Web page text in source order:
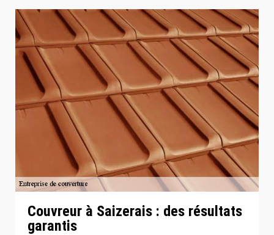
Couvreur à Saizerais : des résultats
garantis